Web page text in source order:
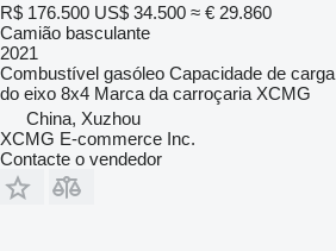
R$ 176.500 US$ 34.500 ≈ € 29.860
Camião basculante
2021
Combustível gasóleo Capacidade de carga
do eixo 8x4 Marca da carroçaria XCMG
China, Xuzhou
XCMG E-commerce Inc.
Contacte o vendedor